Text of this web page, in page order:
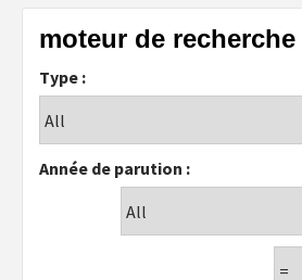
moteur de recherche
Type :
Année de parution :